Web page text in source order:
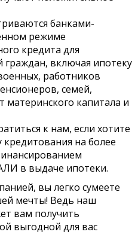
банками-
режиме
кредита для
граждан, включая ипотеку
работников
семей,
капитала и
к нам, если хотите
на более
в выдаче ипотеки.
вы легко сумеете
мечты! Ведь наш
вам получить
выгодной для вас